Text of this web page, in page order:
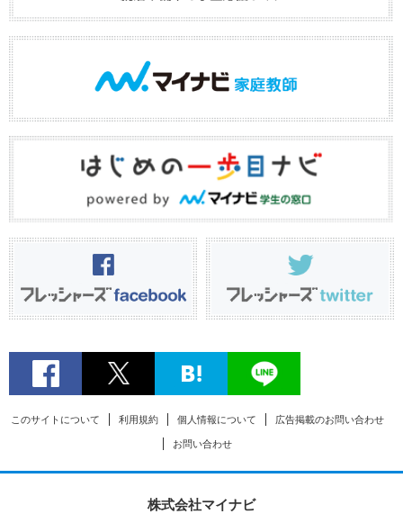
このサイトについて 利用規約 個人情報について 広告掲載のお問い合わせ
お問い合わせ
株式会社マイナビ